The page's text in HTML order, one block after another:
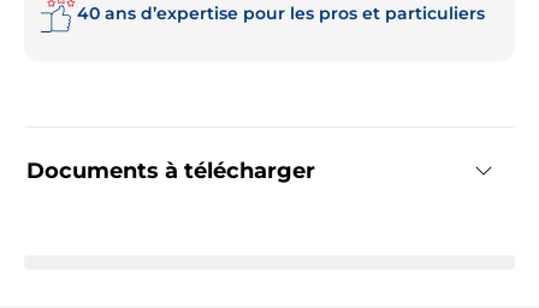
Documents à télécharger
40 ans d’expertise pour les pros et particuliers